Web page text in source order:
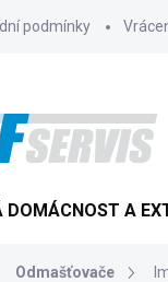
podmínky
DOMÁCNOST A
Odmašťovače